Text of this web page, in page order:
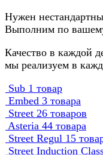
Нужен
Выполним по
Качество в каждой
мы реализуем в
Sub 1 товар
Embed 3 товара
Street 26 товаров
Asteria 44 товара
Street Regul 15
Street Induction